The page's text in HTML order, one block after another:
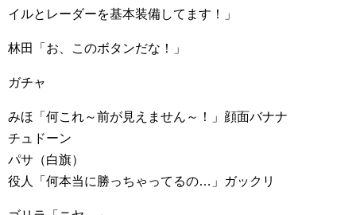
イルとレーダーを基本装備してます！」
林田「お、このボタンだな！」
ガチャ
みほ「何これ～前が見えません～！」顔面バナナ
チュドーン
パサ（白旗）
役人「何本当に勝っちゃってるの…」ガックリ